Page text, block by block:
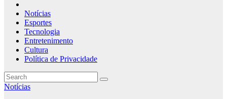
Notícias
Esportes
Tecnologia
Entretenimento
Cultura
Política de Privacidade
Notícias